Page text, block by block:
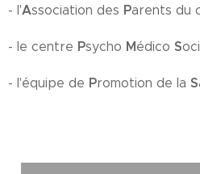
- l'Association des Parents du
- le centre Psycho Médico S
- l'équipe de Promotion de la S